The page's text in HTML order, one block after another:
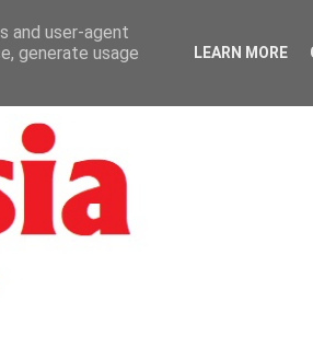
and user-agent
generate usage
LEARN MORE